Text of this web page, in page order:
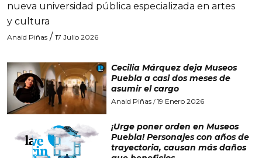
nueva universidad pública especializada en artes
y cultura
Anaid Piñas / 17 Julio 2026
Cecilia Márquez deja Museos
Puebla a casi dos meses de
asumir el cargo
Anaid Piñas/19 Enero 2026
¡Urge poner orden en Museos
Puebla! Personajes con años de
trayectoria, causan más daños